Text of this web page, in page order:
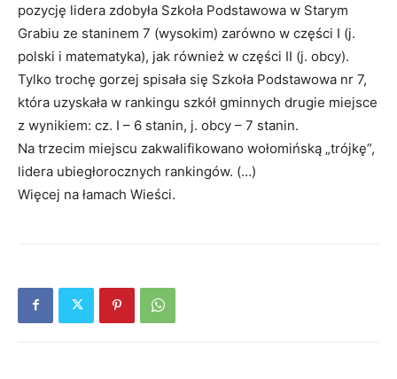
pozycję lidera zdobyła Szkoła Podstawowa w Starym
Grabiu ze staninem 7 (wysokim) zarówno w części I (j.
polski i matematyka), jak również w części II (j. obcy).
Tylko trochę gorzej spisała się Szkoła Podstawowa nr 7,
która uzyskała w rankingu szkół gminnych drugie miejsce
z wynikiem: cz. I – 6 stanin, j. obcy – 7 stanin.
Na trzecim miejscu zakwalifikowano wołomińską „trójkę”,
lidera ubiegłorocznych rankingów. (…)
Więcej na łamach Wieści.